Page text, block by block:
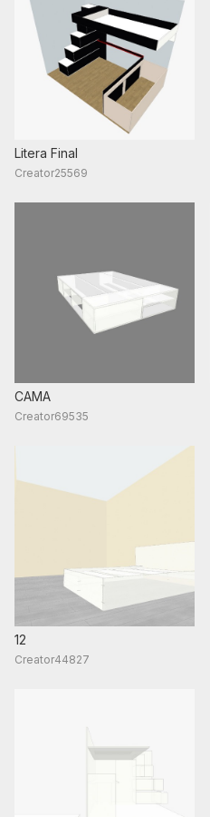
Litera Final
Creator25569
CAMA
Creator69535
12
Creator44827